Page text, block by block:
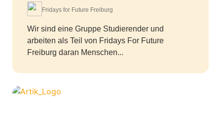
Fridays for Future Freiburg
Wir sind eine Gruppe Studierender und
arbeiten als Teil von Fridays For Future
Freiburg daran Menschen...